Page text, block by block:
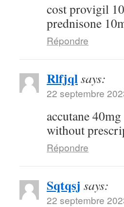
cost provigil
prednisone
Répondre
Rlfjqlsays:
22 septembre
accutane 40mg
without
Répondre
Sqtqsj says:
22 septembre